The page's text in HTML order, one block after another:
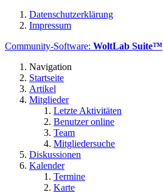
Datenschutzerklärung
Impressum
Community-Software: WoltLab Suite™
Navigation
Startseite
Artikel
Mitglieder
Letzte Aktivitäten
Benutzer online
Team
Mitgliedersuche
Diskussionen
Kalender
Termine
Karte